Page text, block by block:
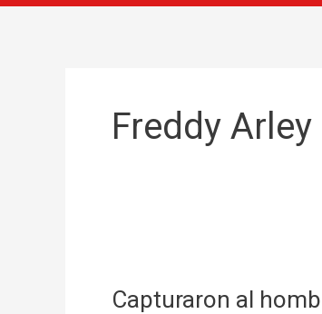
Freddy
Capturaron al
hombre